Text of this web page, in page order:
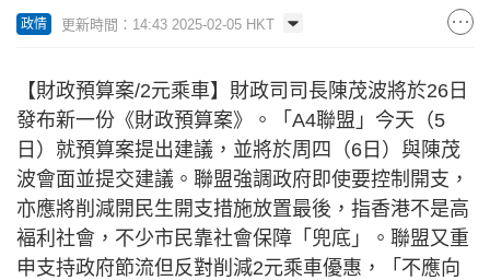
政情 更新時間：14:43 2025-02-05 HKT
【財政預算案/2元乘車】財政司司長陳茂波將於26日
發布新一份《財政預算案》。「A4聯盟」今天（5
日）就預算案提出建議，並將於周四（6日）與陳茂
波會面並提交建議。聯盟強調政府即使要控制開支，
亦應將削減開民生開支措施放置最後，指香港不是高
褔利社會，不少市民靠社會保障「兜底」。聯盟又重
申支持政府節流但反對削減2元乘車優惠，「不應向